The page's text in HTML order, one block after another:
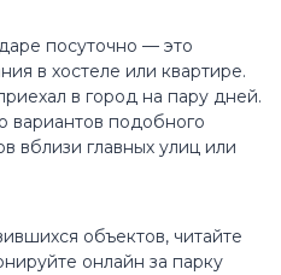
посуточно — это
в хостеле или квартире.
в город на пару дней.
подобного
вблизи главных улиц или
объектов, читайте
онлайн за парку